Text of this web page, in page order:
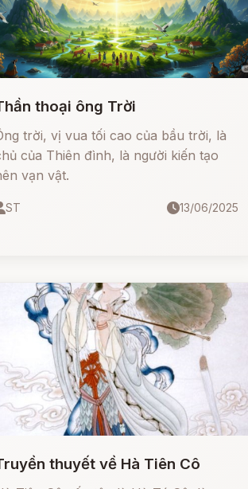
thoại ông Trời
trời, vị vua tối cao của bầu trời, là
của Thiên đình, là người kiến tạo
vạn vật.
ST 13/06/2025
thuyết về Hà Tiên Cô